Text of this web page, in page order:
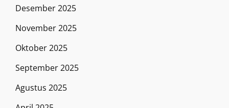
Desember 2025
November 2025
Oktober 2025
September 2025
Agustus 2025